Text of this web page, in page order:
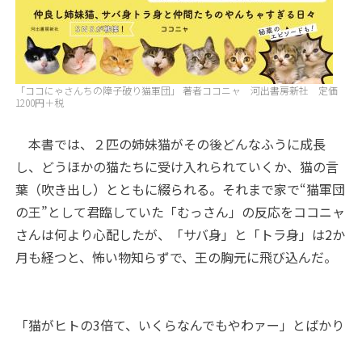
「ココにゃさんちの障子破り猫軍団」 著者ココニャ 河出書房新社 定価
1200円＋税
本書では、２匹の姉妹猫がその後どんなふうに成長
し、どうほかの猫たちに受け入れられていくか、猫の言
葉（吹き出し）とともに綴られる。それまで家で“猫軍団
の王”として君臨していた「むっさん」の反応をココニャ
さんは何より心配したが、「サバ身」と「トラ身」は2か
月も経つと、怖い物知らずで、王の胸元に飛び込んだ。
「猫がヒトの3倍て、いくらなんでもやわァー」とばかり